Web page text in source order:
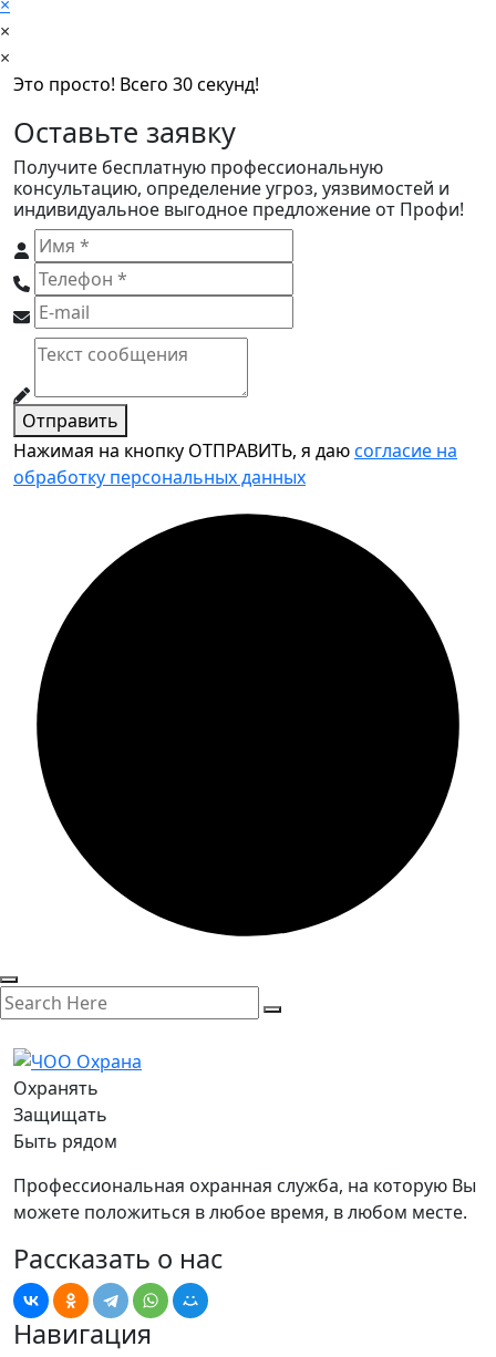
×
×
Это просто! Всего 30 секунд!
Оставьте заявку
Получите бесплатную профессиональную
консультацию, определение угроз, уязвимостей и
индивидуальное выгодное предложение от Профи!
Отправить
Нажимая на кнопку ОТПРАВИТЬ, я даюсогласие на
обработку персональных данных
Охранять
Защищать
Быть рядом
Профессиональная охранная служба, на которую Вы
можете положиться в любое время, в любом месте.
Рассказать о нас
Навигация